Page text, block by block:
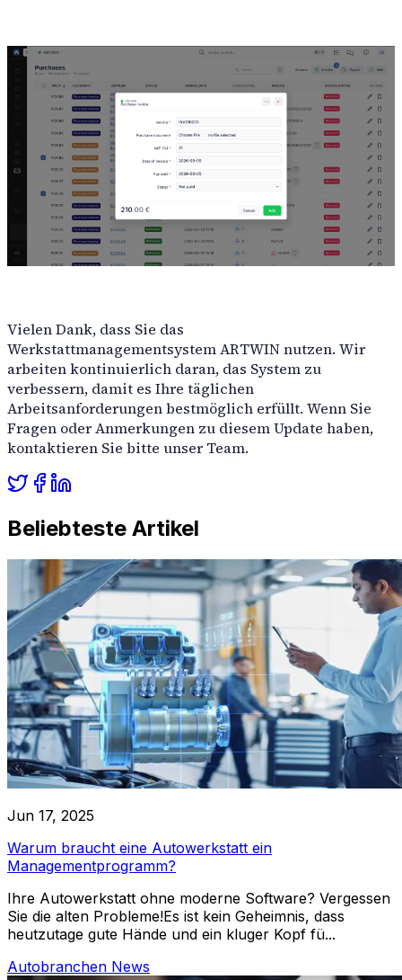
Vielen Dank, dass Sie das
Werkstattmanagementsystem ARTWIN nutzen. Wir
arbeiten kontinuierlich daran, das System zu
verbessern, damit es Ihre täglichen
Arbeitsanforderungen bestmöglich erfüllt. Wenn Sie
Fragen oder Anmerkungen zu diesem Update haben,
kontaktieren Sie bitte unser Team.
Beliebteste Artikel
Jun 17, 2025
Warum braucht eine Autowerkstatt ein
Managementprogramm?
Ihre Autowerkstatt ohne moderne Software? Vergessen
Sie die alten Probleme!Es ist kein Geheimnis, dass
heutzutage gute Hände und ein kluger Kopf fü...
Autobranchen News